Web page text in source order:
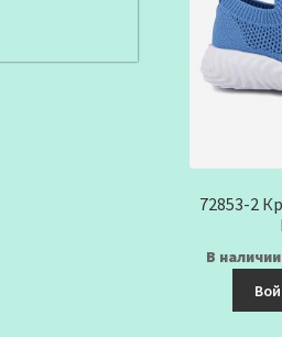
72853-2
В